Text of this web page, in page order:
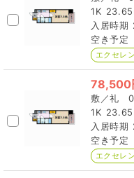
1K
空き予定
エクセレ
78,500
1K
空き予定
エクセレ